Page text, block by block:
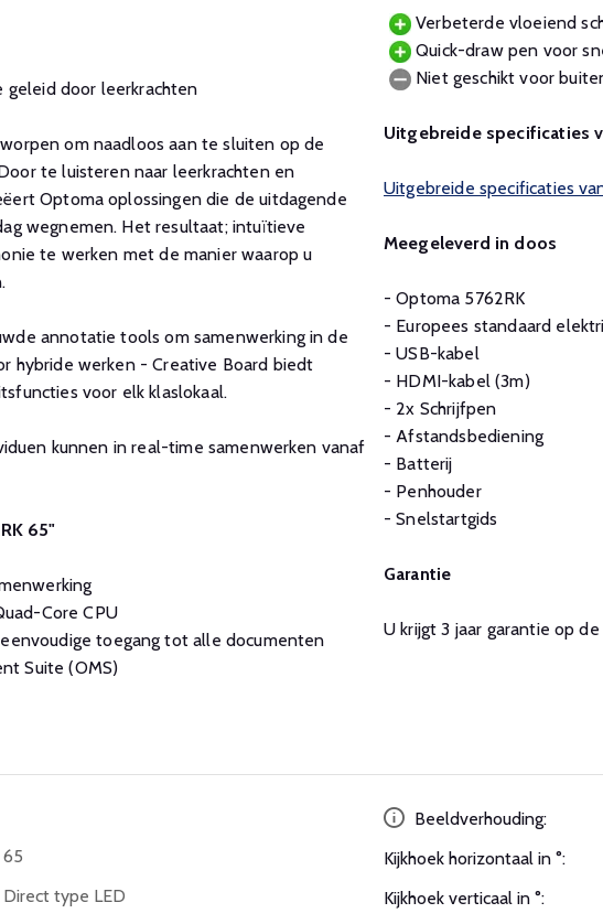
geleid door leerkrachten
om naadloos aan te sluiten op de
te luisteren naar leerkrachten en
Optoma oplossingen die de uitdagende
wegnemen. Het resultaat; intuïtieve
te werken met de manier waarop u
annotatie tools om samenwerking in de
hybride werken - Creative Board biedt
voor elk klaslokaal.
kunnen in real-time samenwerken vanaf
65"
Core CPU
toegang tot alle documenten
Suite (OMS)
Verbeterde vloeiend
Quick-draw pen voor
Niet geschikt voor
Uitgebreide specificaties
Uitgebreide specificaties
Meegeleverd in doos
- Optoma 5762RK
- Europees standaard
- USB-kabel
- HDMI-kabel (3m)
- 2x Schrijfpen
- Afstandsbediening
- Batterij
- Penhouder
- Snelstartgids
Garantie
U krijgt 3 jaar garantie op
65
Direct type LED
Beeldverhouding:
Kijkhoek horizontaal in °:
Kijkhoek verticaal in °: